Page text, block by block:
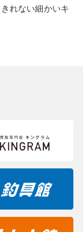
れない細かいキ
しています。
。色調などご不
ください。